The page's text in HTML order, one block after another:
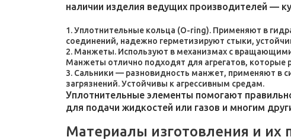
наличии изделия ведущих производителей —
Уплотнительные кольца (O-ring). Применяют в
соединений, надежно герметизируют стыки,
Манжеты. Используют в механизмах с
Манжеты отлично подходят для агрегатов,
Сальники — разновидность манжет, применяют в
загрязнений. Устойчивы к агрессивным средам.
Уплотнительные элементы помогают
для подачи жидкостей или газов и многим
Материалы изготовления и их